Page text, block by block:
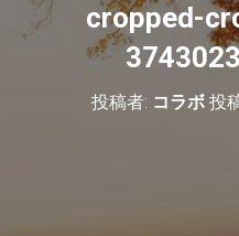
cropped-
投稿者: コラボ 投